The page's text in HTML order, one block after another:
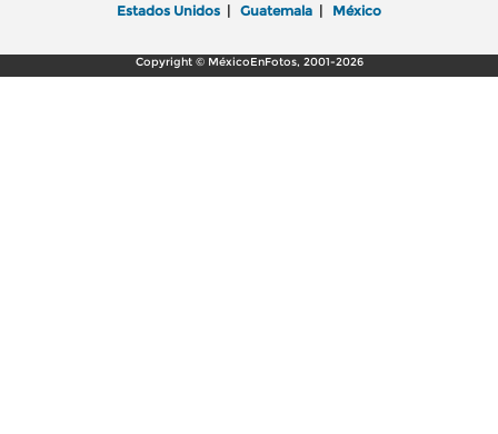
Estados Unidos | Guatemala | México
Copyright © MéxicoEnFotos, 2001-2026